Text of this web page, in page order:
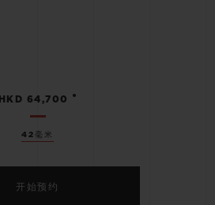
42毫米
HKD 64,700 •
开始预约